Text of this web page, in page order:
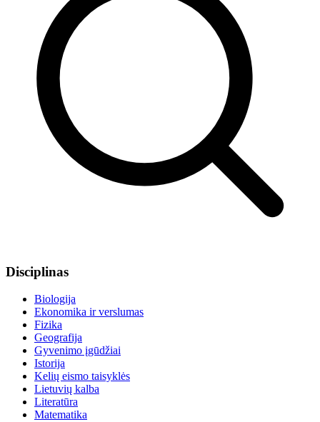
Disciplinas
Biologija
Ekonomika ir verslumas
Fizika
Geografija
Gyvenimo įgūdžiai
Istorija
Kelių eismo taisyklės
Lietuvių kalba
Literatūra
Matematika